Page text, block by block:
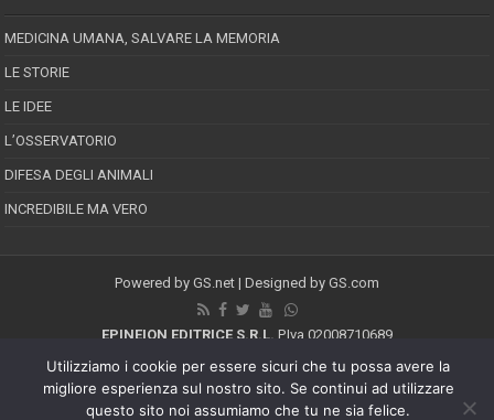
MEDICINA UMANA, SALVARE LA MEMORIA
LE STORIE
LE IDEE
L’OSSERVATORIO
DIFESA DEGLI ANIMALI
INCREDIBILE MA VERO
Powered by GS.net | Designed by GS.com
EPINEION EDITRICE S.R.L. P.Iva 02008710689
Direttore responsabile: Maurizio Piccinino
Iscrizione al ROC n.22607
Riproduzione riservata © Copyright 2026, All Rights Reserved
Utilizziamo i cookie per essere sicuri che tu possa avere la
migliore esperienza sul nostro sito. Se continui ad utilizzare
questo sito noi assumiamo che tu ne sia felice.